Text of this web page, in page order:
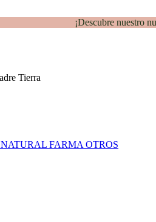
¡Descubre nuestro
NATURAL FARMA OTROS